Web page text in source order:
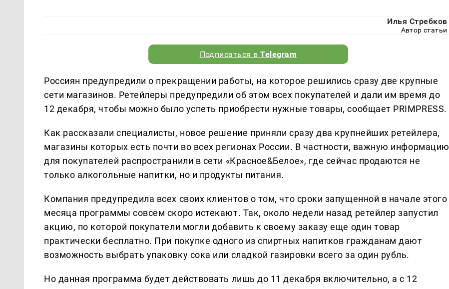
Илья Стребков
Автор статьи
Подписаться вTelegram
Россиян предупредили о прекращении работы, на которое решились сразу две крупные
сети магазинов. Ретейлеры предупредили об этом всех покупателей и дали им время до
12 декабря, чтобы можно было успеть приобрести нужные товары, сообщает PRIMPRESS.
Как рассказали специалисты, новое решение приняли сразу два крупнейших ретейлера,
магазины которых есть почти во всех регионах России. В частности, важную информацию
для покупателей распространили в сети «Красное&Белое», где сейчас продаются не
только алкогольные напитки, но и продукты питания.
Компания предупредила всех своих клиентов о том, что сроки запущенной в начале этого
месяца программы совсем скоро истекают. Так, около недели назад ретейлер запустил
акцию, по которой покупатели могли добавить к своему заказу еще один товар
практически бесплатно. При покупке одного из спиртных напитков гражданам дают
возможность выбрать упаковку сока или сладкой газировки всего за один рубль.
Но данная программа будет действовать лишь до 11 декабря включительно, а с 12